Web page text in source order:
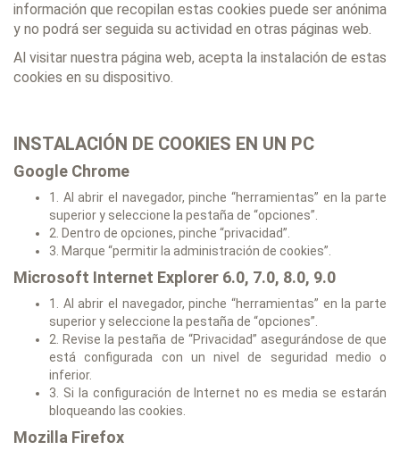
información que recopilan estas cookies puede ser anónima
y no podrá ser seguida su actividad en otras páginas web.
Al visitar nuestra página web, acepta la instalación de estas
cookies en su dispositivo.
INSTALACIÓN DE COOKIES EN UN PC
Google Chrome
1. Al abrir el navegador, pinche “herramientas” en la parte
superior y seleccione la pestaña de “opciones”.
2. Dentro de opciones, pinche “privacidad”.
3. Marque “permitir la administración de cookies”.
Microsoft Internet Explorer 6.0, 7.0, 8.0, 9.0
1. Al abrir el navegador, pinche “herramientas” en la parte
superior y seleccione la pestaña de “opciones”.
2. Revise la pestaña de “Privacidad” asegurándose de que
está configurada con un nivel de seguridad medio o
inferior.
3. Si la configuración de Internet no es media se estarán
bloqueando las cookies.
Mozilla Firefox